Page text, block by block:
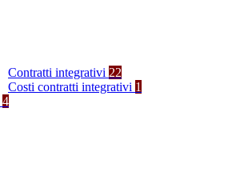
Contratti integrativi 22
Costi contratti integrativi 1
4